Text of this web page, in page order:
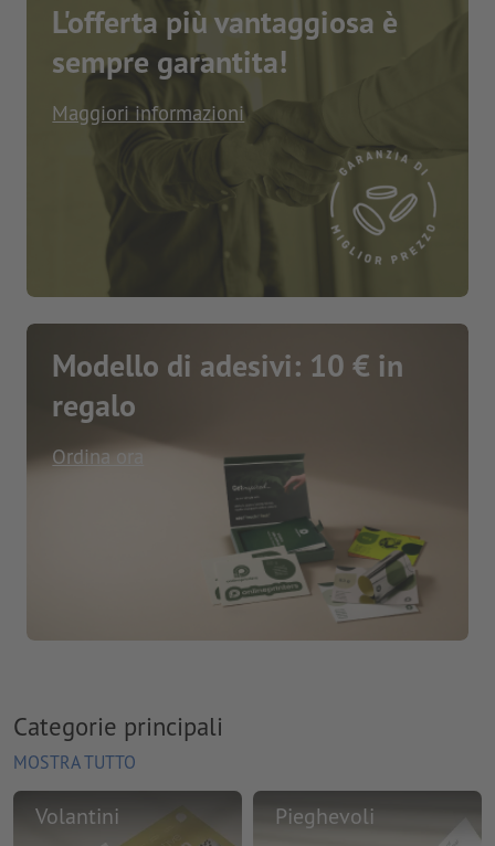
L'offerta più vantaggiosa è
sempre garantita!
Maggiori informazioni
Modello di adesivi: 10 € in
regalo
Ordina ora
Categorie principali
MOSTRA TUTTO
Volantini Pieghevoli